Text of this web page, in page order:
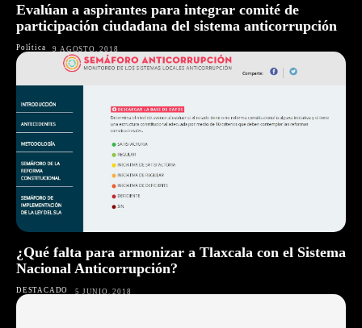
Evalúan a aspirantes para integrar comité de
participación ciudadana del sistema anticorrupción
Política 9 AGOSTO, 2018
¿Qué falta para armonizar a Tlaxcala con el Sistema
Nacional Anticorrupción?
DESTACADO 5 JUNIO, 2018